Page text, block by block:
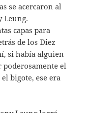
se acercaron al
Leung.
capas para
de los Diez
si había alguien
el
bigote, ese era